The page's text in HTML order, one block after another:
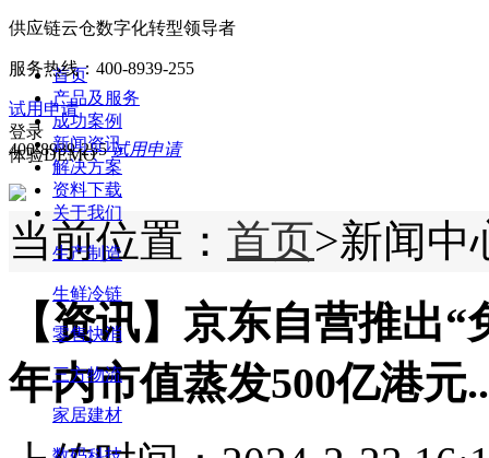
供应链云仓数字化转型领导者
服务热线： 400-8939-255
试用申请
登录
体验DEMO
首页
产品及服务
成功案例
新闻资讯
解决方案
资料下载
关于我们
生产制造
生鲜冷链
零售快消
三方物流
家居建材
400-8939-255 试用申请
当前位置： 首页>新闻中
【资讯】京东自营推出
年内市值蒸发500亿港元